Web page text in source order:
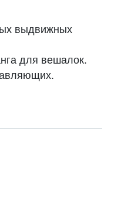
выдвижных
для вешалок.